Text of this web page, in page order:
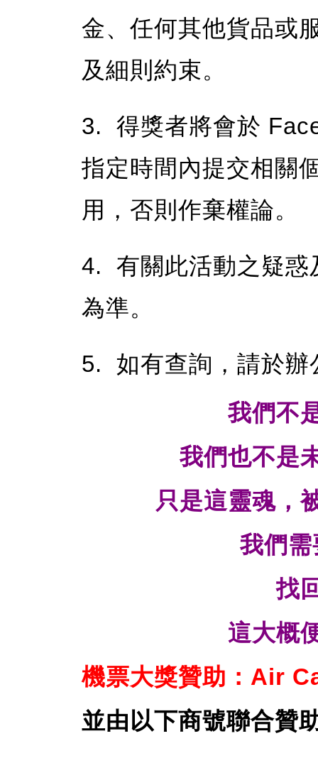
金、任何其他貨品或
及細則約束。
3. 得獎者將會於
指定時間內提交相關
用，否則作棄權論。
4. 有關此活動之疑惑
為準。
5. 如有查詢，請於辦
我們不
我們也不是
只是這靈魂，
我們
找
這大概
機票大獎贊助：Air
並由以下商號聯合贊